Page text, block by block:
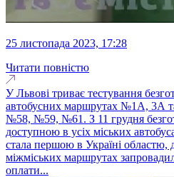
25 листопада 2023, 17:28
Читати повністю
У Львові триває тестування
автобусних маршрутах №1А,
№58, №59, №61. З 11 грудня
доступною в усіх міських
стала першою в Україні областю,
міжміських маршрутах
оплати...